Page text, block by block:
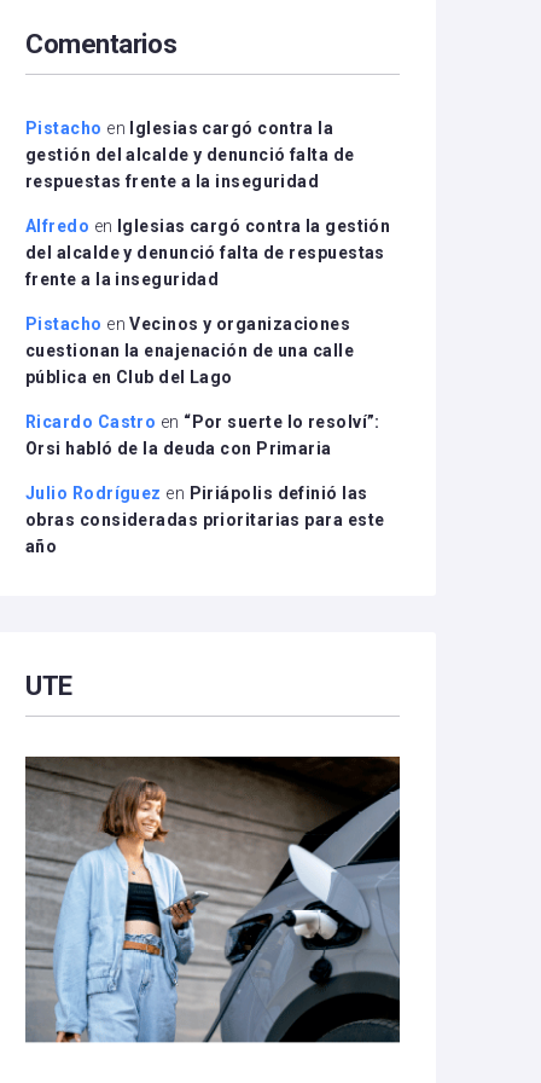
disminuir
el
Comentarios
Pistacho en
Iglesias cargó contra la
gestión del alcalde y denunció falta de
respuestas frente a la inseguridad
Alfredo en
Iglesias cargó contra la gestión
del alcalde y denunció falta de respuestas
frente a la inseguridad
Pistacho enVecinos y organizaciones
cuestionan la enajenación de una calle
pública en Club del Lago
Ricardo Castro en “Por suerte lo resolví”:
Orsi habló de la deuda con Primaria
Julio Rodríguez en Piriápolis definió las
obras consideradas prioritarias para este
año
UTE